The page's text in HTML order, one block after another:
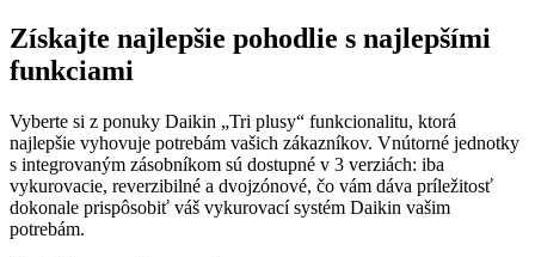
Získajte najlepšie pohodlie s najlepšími
funkciami
Vyberte si z ponuky Daikin „Tri plusy“ funkcionalitu, ktorá
najlepšie vyhovuje potrebám vašich zákazníkov. Vnútorné jednotky
s integrovaným zásobníkom sú dostupné v 3 verziách: iba
vykurovacie, reverzibilné a dvojzónové, čo vám dáva príležitosť
dokonale prispôsobiť váš vykurovací systém Daikin vašim
potrebám.